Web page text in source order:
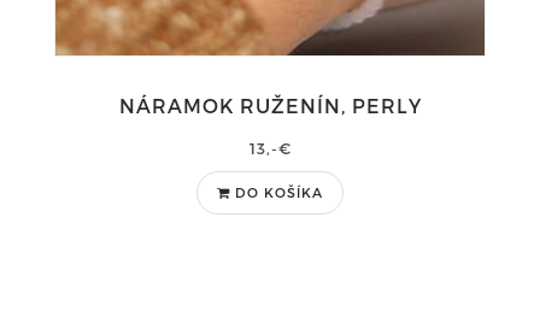
NÁRAMOK RUŽENÍN, PERLY
13,-€
DO KOŠÍKA